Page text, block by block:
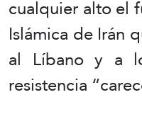
cualquier alto el
Islámica de Irán
al Líbano y a
resistencia